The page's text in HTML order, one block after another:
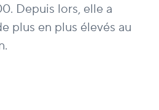
Depuis lors, elle a
plus en plus élevés au